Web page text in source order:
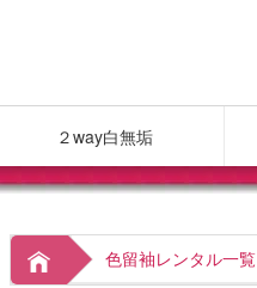
２way白無垢
色留袖レンタル一覧